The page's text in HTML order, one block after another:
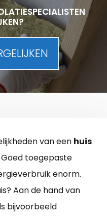
van een huis
Goed toegepaste
enorm.
Aan de hand van
bijvoorbeeld